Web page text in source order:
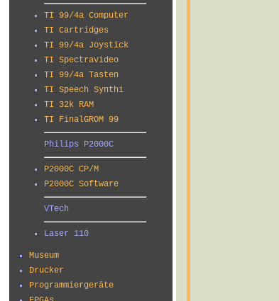
TI 99/4a Computer
TI Cartridges
TI 99/4a Joystick
TI Spectravideo
TI 99/4a Tasten
TI Speech Synthi
TI 32k RAM
TI FinalGROM 99
Philips P2000C
P2000C CP/M
P2000C Software
VTech
Laser 110
Museum
Drucker
Programmiergeräte